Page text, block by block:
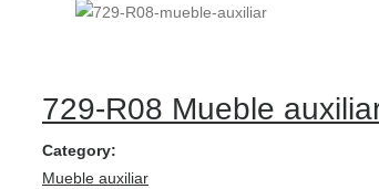
729-R08 Mueble
Category:
Mueble auxiliar